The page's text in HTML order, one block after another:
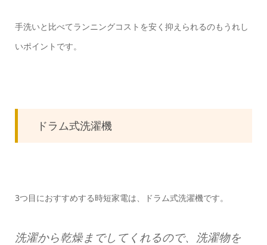
手洗いと比べてランニングコストを安く抑えられるのもうれし
いポイントです。
ドラム式洗濯機
3つ目におすすめする時短家電は、ドラム式洗濯機です。
洗濯から乾燥までしてくれるので、洗濯物を